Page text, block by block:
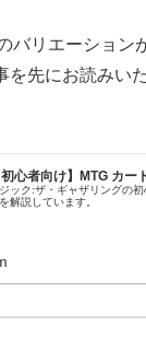
バリエーション
を先にお読みい
初心者向け】MTG カー
ック:ザ・ギャザリングの
解説しています。